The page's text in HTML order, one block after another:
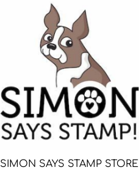
SIMON SAYS STAMP STORE